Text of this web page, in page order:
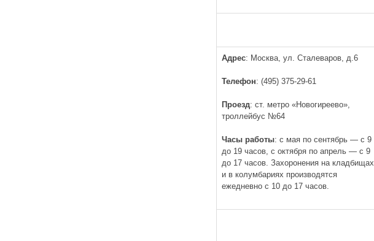
Адрес: Москва, ул. Сталеваров, д.6
Телефон: (495) 375-29-61
Проезд: ст. метро «Новогиреево»,
троллейбус №64
Часы работы: с мая по сентябрь — с 9
до 19 часов, с октября по апрель — с 9
до 17 часов. Захоронения на кладбищах
и в колумбариях производятся
ежедневно с 10 до 17 часов.